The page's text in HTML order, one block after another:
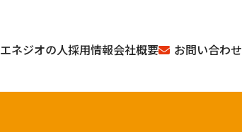
エネジオの人採用情報会社概要 お問い合わせ